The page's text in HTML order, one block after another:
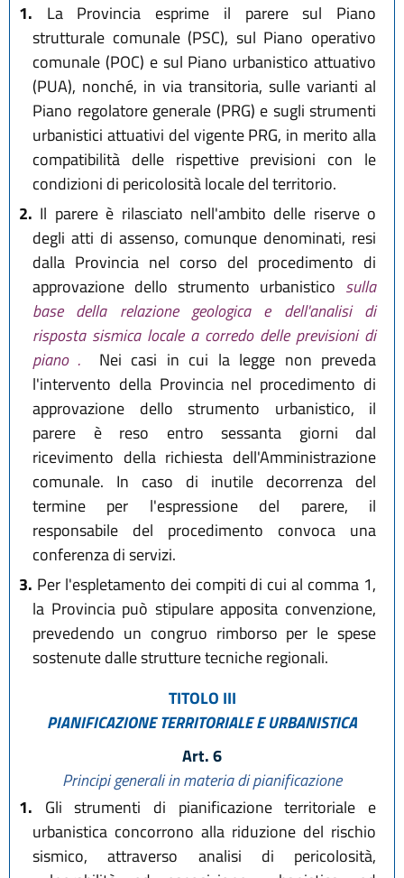
1. La Provincia esprime il parere sul Piano
strutturale comunale (PSC), sul Piano operativo
comunale (POC) e sul Piano urbanistico attuativo
(PUA), nonché, in via transitoria, sulle varianti al
Piano regolatore generale (PRG) e sugli strumenti
urbanistici attuativi del vigente PRG, in merito alla
compatibilità delle rispettive previsioni con le
condizioni di pericolosità locale del territorio.
2. Il parere è rilasciato nell'ambito delle riserve o
degli atti di assenso, comunque denominati, resi
dalla Provincia nel corso del procedimento di
approvazione dello strumento urbanistico sulla
base della relazione geologica e dell'analisi di
risposta sismica locale a corredo delle previsioni di
piano .
Nei casi in cui la legge non preveda
l'intervento della Provincia nel procedimento di
approvazione dello strumento urbanistico, il
parere è reso entro sessanta giorni dal
ricevimento della richiesta dell'Amministrazione
comunale. In caso di inutile decorrenza del
termine per l'espressione del parere, il
responsabile del procedimento convoca una
conferenza di servizi.
3. Per l'espletamento dei compiti di cui al comma 1,
la Provincia può stipulare apposita convenzione,
prevedendo un congruo rimborso per le spese
sostenute dalle strutture tecniche regionali.
TITOLO III
PIANIFICAZIONE TERRITORIALE E URBANISTICA
Art. 6
Principi generali in materia di pianificazione
1. Gli strumenti di pianificazione territoriale e
urbanistica concorrono alla riduzione del rischio
sismico, attraverso analisi di pericolosità,